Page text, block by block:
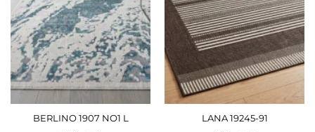
ПОДРОБНЕЕ
BERLINO 1907 NO1 L
0.80x1.50 - 1035 грн
0.67x2.00 - 1080 грн
1.00x1.40 - 1125 грн
1.20x1.70 - 1530 грн
1.33x1.95 - 1935 грн
LANA 19245-91